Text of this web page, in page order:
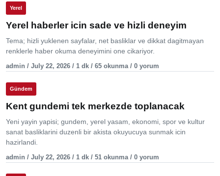
Yerel
Yerel haberler icin sade ve hizli deneyim
Tema; hizli yuklenen sayfalar, net basliklar ve dikkat dagitmayan
renklerle haber okuma deneyimini one cikariyor.
admin / July 22, 2026 / 1 dk / 65 okunma / 0 yorum
Gündem
Kent gundemi tek merkezde toplanacak
Yeni yayin yapisi; gundem, yerel yasam, ekonomi, spor ve kultur
sanat basliklarini duzenli bir akista okuyucuya sunmak icin
hazirlandi.
admin / July 22, 2026 / 1 dk / 51 okunma / 0 yorum